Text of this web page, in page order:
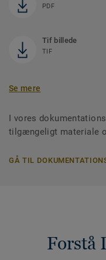
PDF
Tif billede
TIF
Se mere
I vores
tilgængeligt materiale
GÅ TIL
Forstå